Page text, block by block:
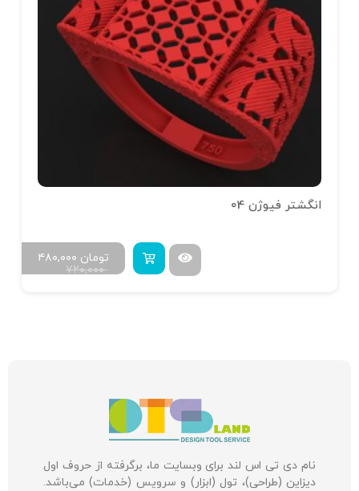
انگشتر فیوژن 04
۷۲۰,۰۰۰
۴۸۰,۰۰۰ تومان
نام دی تی اس لند برای وبسایت ما، برگرفته از حروف اول
دیزاین (طراحی)، تول (ابزار) و سرویس (خدمات) می‌باشد.